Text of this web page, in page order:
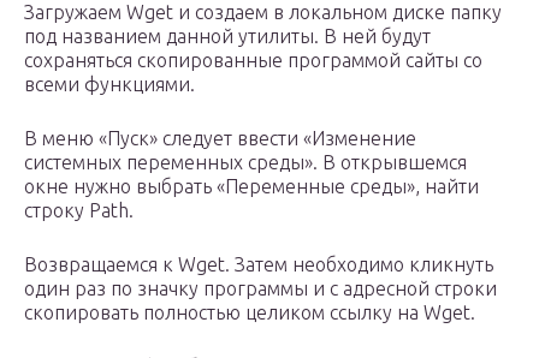
Загружаем Wget и создаем в локальном диске папку
под названием данной утилиты. В ней будут
сохраняться скопированные программой сайты со
всеми функциями.
В меню «Пуск» следует ввести «Изменение
системных переменных среды». В открывшемся
окне нужно выбрать «Переменные среды», найти
строку Path.
Возвращаемся к Wget. Затем необходимо кликнуть
один раз по значку программы и с адресной строки
скопировать полностью целиком ссылку на Wget.